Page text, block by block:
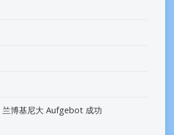
兰博基尼大 Aufgebot 成功